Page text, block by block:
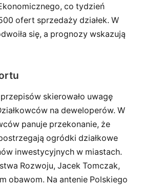
co tydzień
ofert sprzedaży działek. W
się, a prognozy wskazują
skierowało uwagę
na deweloperów. W
panuje przekonanie, że
ogródki działkowe
inwestycyjnych w miastach.
Rozwoju, Jacek Tomczak,
obawom. Na antenie Polskiego